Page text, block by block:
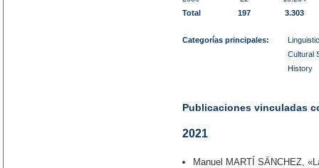
Total
197 3.303
Categorías principales:
Cultural
History
Publicaciones vinculadas
2021
Manuel MARTÍ SÄNCHEZ,